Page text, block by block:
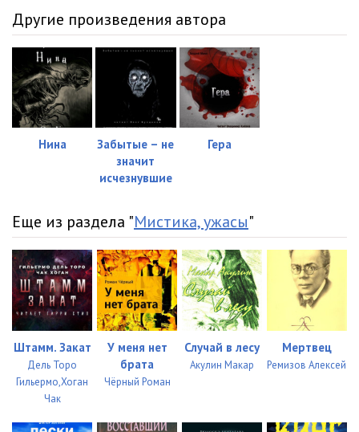
Другие произведения автора
Нина
Забытые – не
значит
исчезнувшие
Гера
Еще из раздела "Мистика, ужасы"
Штамм. Закат
Дель Торо
Гильермо,Хоган
Чак
У меня нет
брата
Чёрный Роман
Случай в лесу
Акулин Макар
Мертвец
Ремизов Алексей